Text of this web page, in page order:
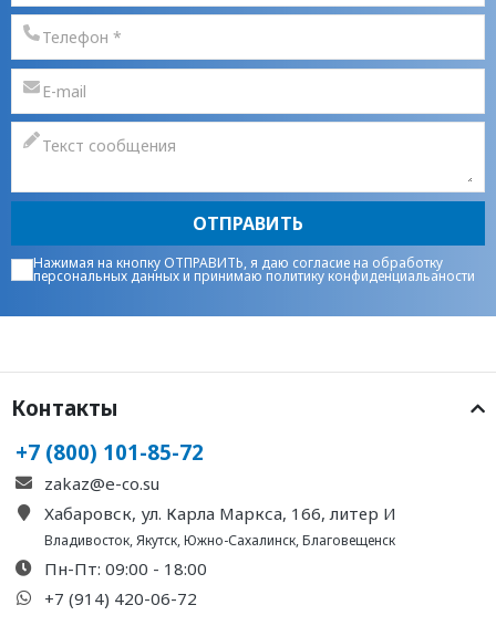
ОТПРАВИТЬ
Нажимая на кнопку ОТПРАВИТЬ, я даю согласие на обработку
персональных данныхи принимаюполитику конфиденциальаности
Контакты
+7 (800) 101-85-72
zakaz@e-co.su
Хабаровск, ул. Карла Маркса, 166, литер И
Владивосток,Якутск,Южно-Сахалинск,Благовещенск
Пн-Пт: 09:00 - 18:00
+7 (914) 420-06-72